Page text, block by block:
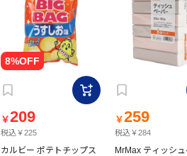
￥209
税込￥225
カルビー ポテトチップス
￥259
税込￥284
MrMax ティッシ